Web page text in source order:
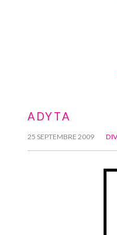
ADYTA
25 SEPTEMBRE 2009